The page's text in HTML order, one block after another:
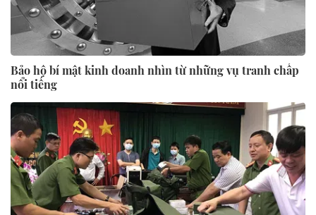
Bảo hộ bí mật kinh doanh nhìn từ những vụ tranh chấp
nổi tiếng